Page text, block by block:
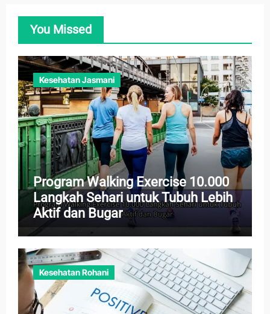
You Missed
Kesehatan Jasmani
Program Walking Exercise 10.000
Langkah Sehari untuk Tubuh Lebih
Aktif dan Bugar
Kesehatan Rohani